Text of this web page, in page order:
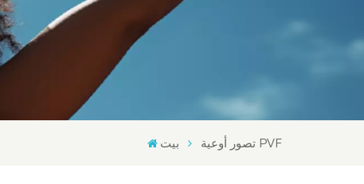
Italiano
العربية
بيت تصور أوعية PVF